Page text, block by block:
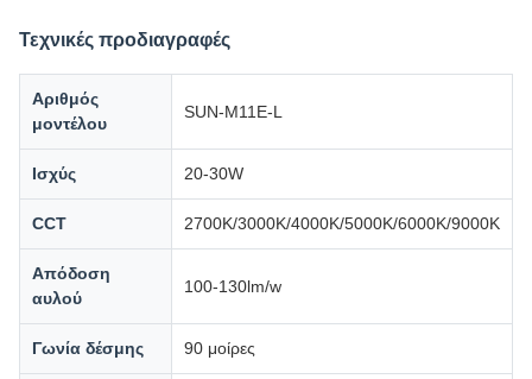
Τεχνικές προδιαγραφές
Αριθμός
μοντέλου
SUN-M11E-L
Ισχύς 20-30W
CCT 2700K/3000K/4000K/5000K/6000K/9000K
Απόδοση
αυλού
100-130lm/w
Γωνία δέσμης 90 μοίρες